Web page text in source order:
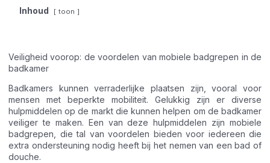
Inhoud toon
Veiligheid voorop: de voordelen van mobiele badgrepen in de
badkamer
Badkamers kunnen verraderlijke plaatsen zijn, vooral voor
mensen met beperkte mobiliteit. Gelukkig zijn er diverse
hulpmiddelen op de markt die kunnen helpen om de badkamer
veiliger te maken. Een van deze hulpmiddelen zijn mobiele
badgrepen, die tal van voordelen bieden voor iedereen die
extra ondersteuning nodig heeft bij het nemen van een bad of
douche.